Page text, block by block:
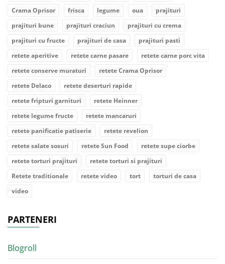
Crama Oprisor
frisca legume oua
prajituri
prajituri bune
prajituri craciun
prajituri cu crema
prajituri cu fructe
prajituri de casa
prajituri pasti
retete aperitive
retete carne pasare
retete carne porc vita
retete conserve muraturi
retete Crama Oprisor
retete Delaco
retete deserturi rapide
retete fripturi garnituri
retete Heinner
retete legume fructe
retete mancaruri
retete panificatie patiserie
retete revelion
retete salate sosuri
retete Sun Food
retete supe ciorbe
retete torturi prajituri
retete torturi si prajituri
Retete traditionale
retete video tort
torturi de casa
video
PARTENERI
Blogroll